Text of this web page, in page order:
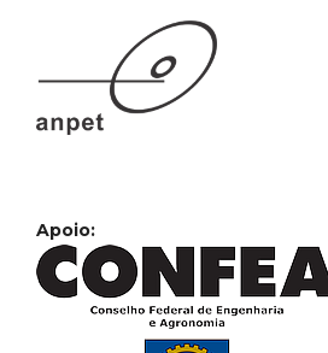
Apoio: